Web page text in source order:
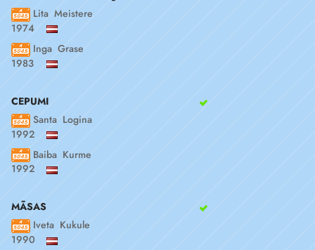
Lita Meistere
1974
Inga Grase
1983
CEPUMI
Santa Logina
1992
Baiba Kurme
1992
MĀSAS
Iveta Kukule
1990